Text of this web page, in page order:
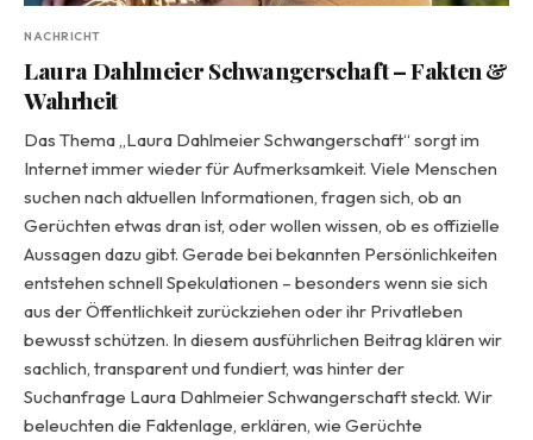
NACHRICHT
Laura Dahlmeier Schwangerschaft – Fakten &
Wahrheit
Das Thema „Laura Dahlmeier Schwangerschaft“ sorgt im
Internet immer wieder für Aufmerksamkeit. Viele Menschen
suchen nach aktuellen Informationen, fragen sich, ob an
Gerüchten etwas dran ist, oder wollen wissen, ob es offizielle
Aussagen dazu gibt. Gerade bei bekannten Persönlichkeiten
entstehen schnell Spekulationen – besonders wenn sie sich
aus der Öffentlichkeit zurückziehen oder ihr Privatleben
bewusst schützen. In diesem ausführlichen Beitrag klären wir
sachlich, transparent und fundiert, was hinter der
Suchanfrage Laura Dahlmeier Schwangerschaft steckt. Wir
beleuchten die Faktenlage, erklären, wie Gerüchte